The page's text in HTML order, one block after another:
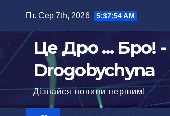
Пт. Сер 7th, 2026 5:37:55 AM
Це Дро ... Бро! -
Drogobychyna
Дізнайся новини першим!